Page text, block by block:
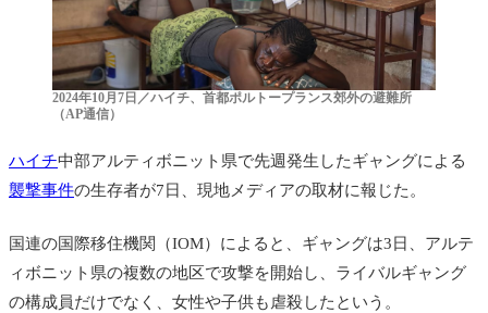
2024年10月7日／ハイチ、首都ポルトープランス郊外の避難所
（AP通信）
ハイチ中部アルティボニット県で先週発生したギャングによる
襲撃事件の生存者が7日、現地メディアの取材に報じた。
国連の国際移住機関（IOM）によると、ギャングは3日、アルテ
ィボニット県の複数の地区で攻撃を開始し、ライバルギャング
の構成員だけでなく、女性や子供も虐殺したという。